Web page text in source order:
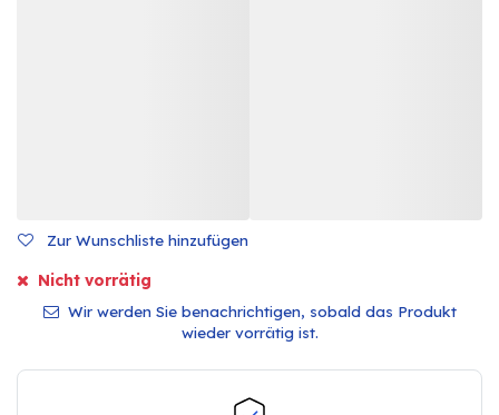
Zur Wunschliste hinzufügen
Nicht vorrätig
Wir werden Sie benachrichtigen, sobald das Produkt
wieder vorrätig ist.